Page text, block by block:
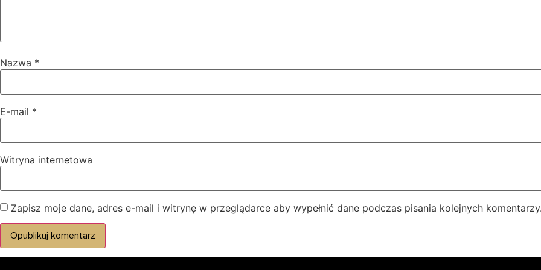
Nazwa *
E-mail *
Witryna internetowa
Zapisz moje dane, adres e-mail i witrynę w przeglądarce aby wypełnić dane podczas pisania kolejnych